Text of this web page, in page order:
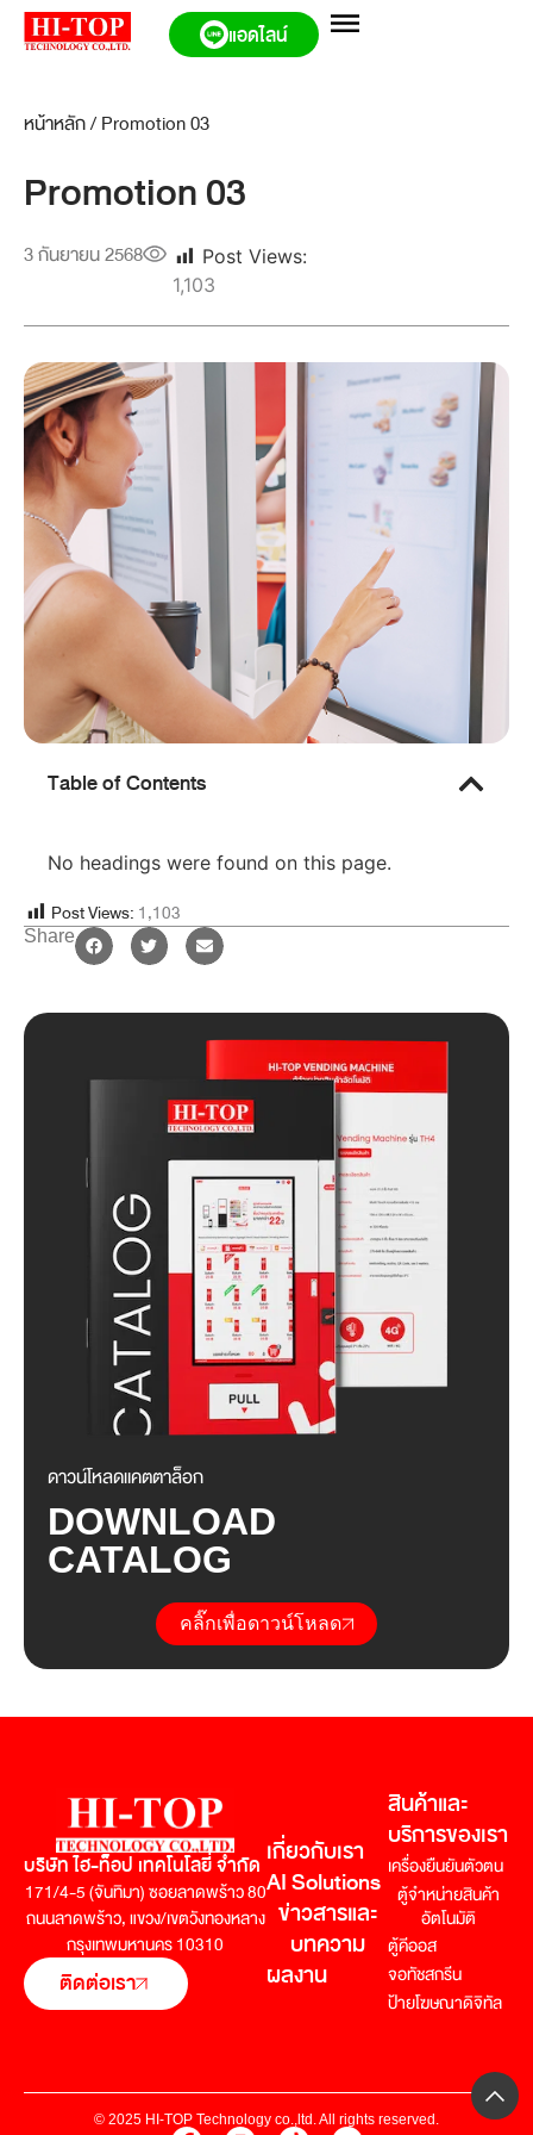
แอดไลน์
หน้าหลัก/Promotion 03
Promotion 03
3 กันยายน 2568
Post Views:
1,103
Table of Contents
No headings were found on this page.
Post Views: 1,103
Share
ดาวน์โหลดแคตตาล็อก
DOWNLOAD
CATALOG
คลิ๊กเพื่อดาวน์โหลด
บริษัท ไฮ-ท็อป เทคโนโลยี่ จำกัด
171/4-5 (จันทิมา) ซอยลาดพร้าว 80
ถนนลาดพร้าว,แขวง/เขตวังทองหลาง
กรุงเทพมหานคร 10310
ติดต่อเรา
เกี่ยวกับเรา
AI Solutions
ข่าวสารและ
บทความ
ผลงาน
สินค้าและ
บริการของเรา
เครื่องยืนยันตัวตน
ตู้จำหน่ายสินค้า
อัตโนมัติ
ตู้คีออส
จอทัชสกรีน
ป้ายโฆษณาดิจิทัล
© 2025 HI-TOP Technology co.,ltd. All rights reserved.